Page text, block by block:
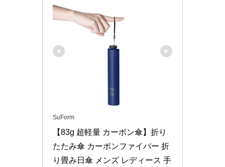
SuForm
【83g 超軽量 カーボン傘】折り
たたみ傘 カーボンファイバー 折
り畳み日傘 メンズ レディース 手